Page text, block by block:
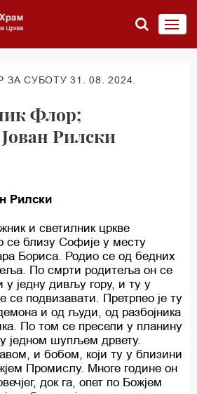
ЗА СУБОТУ 31. 08. 2024.
Флор;
Рилски
Рилски
и светилник цркве
се близу Софије у месту
Бориса. Родио се од бедних
По смрти родитеља он се
једну дивљу гору, и ту у
се подвизавати. Претрпео је ту
и од људи, од разбојника
По том се пресели у планину
једном шупљем дрвету.
и бобом, који ту у близини
Промислу. Многе године он
док га, опет по Божјем